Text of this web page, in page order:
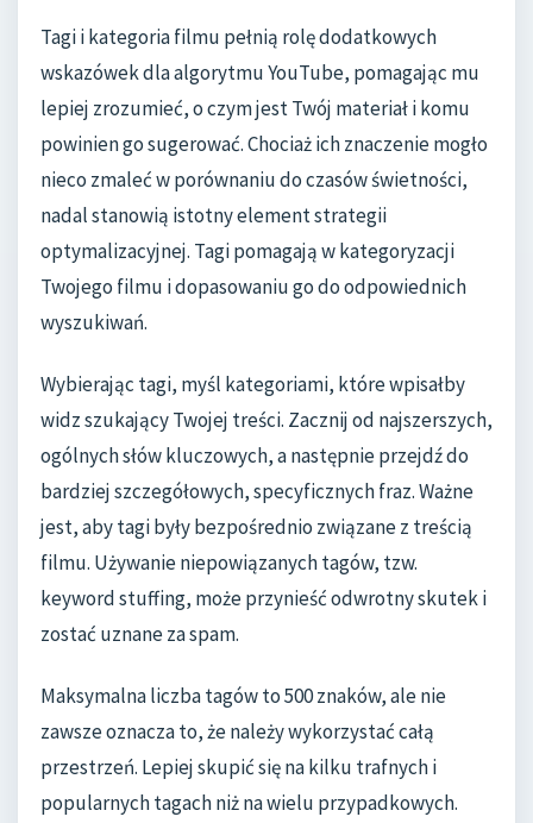
Tagi i kategoria filmu pełnią rolę dodatkowych
wskazówek dla algorytmu YouTube, pomagając mu
lepiej zrozumieć, o czym jest Twój materiał i komu
powinien go sugerować. Chociaż ich znaczenie mogło
nieco zmaleć w porównaniu do czasów świetności,
nadal stanowią istotny element strategii
optymalizacyjnej. Tagi pomagają w kategoryzacji
Twojego filmu i dopasowaniu go do odpowiednich
wyszukiwań.
Wybierając tagi, myśl kategoriami, które wpisałby
widz szukający Twojej treści. Zacznij od najszerszych,
ogólnych słów kluczowych, a następnie przejdź do
bardziej szczegółowych, specyficznych fraz. Ważne
jest, aby tagi były bezpośrednio związane z treścią
filmu. Używanie niepowiązanych tagów, tzw.
keyword stuffing, może przynieść odwrotny skutek i
zostać uznane za spam.
Maksymalna liczba tagów to 500 znaków, ale nie
zawsze oznacza to, że należy wykorzystać całą
przestrzeń. Lepiej skupić się na kilku trafnych i
popularnych tagach niż na wielu przypadkowych.